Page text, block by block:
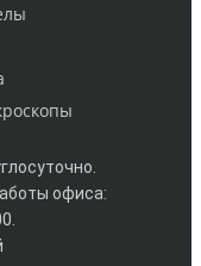
офиса: